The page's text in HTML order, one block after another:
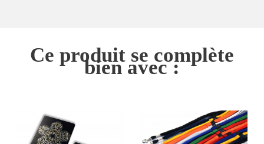
Ce produit se complète
bien avec :